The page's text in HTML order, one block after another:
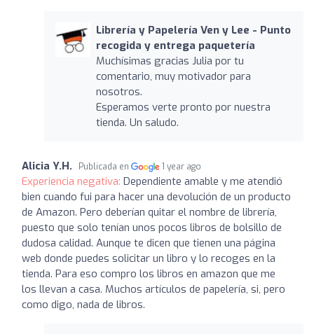
Librería y Papelería Ven y Lee - Punto
recogida y entrega paquetería
Muchísimas gracias Julia por tu
comentario, muy motivador para
nosotros.
Esperamos verte pronto por nuestra
tienda. Un saludo.
Alicia Y.H. Publicada en 1 year ago
Experiencia negativa: Dependiente amable y me atendió
bien cuando fui para hacer una devolución de un producto
de Amazon. Pero deberían quitar el nombre de librería,
puesto que solo tenían unos pocos libros de bolsillo de
dudosa calidad. Aunque te dicen que tienen una página
web donde puedes solicitar un libro y lo recoges en la
tienda. Para eso compro los libros en amazon que me
los llevan a casa. Muchos artículos de papelería, si, pero
como digo, nada de libros.